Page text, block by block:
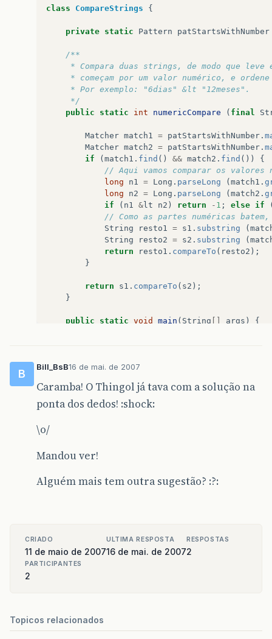
class CompareStrings {
private static Pattern patStartsWithNumber
/**
* Compara duas strings, de modo que leve
* começam por um valor numérico, e
	 * Por exemplo: "6dias" &lt "12meses".
	 */
public
static int numericCompare ( final
Matcher match1 = patStartsWithNumber .
Matcher match2 = patStartsWithNumber .
if
( match1 . find () && match2 . find ())
{
// Aqui vamos comparar os valores
long
n1 = Long . parseLong ( match1 .
long
n2 = Long . parseLong ( match2 .
if
( n1 & lt n2 ) return - 1 ; else if
// Como as partes numéricas
String
resto1 = s1 . substring (
String
resto2 = s2 . substring (
return
resto1 . compareTo ( resto2 );
}
return s1 . compareTo ( s2 );
}
public static void main ( String args )
{
"10horas"
"-10horas",
"20",
}
B
Bill_BsB16 de mai. de 2007
Caramba! O Thingol já tava com a solução na
ponta dos dedos! :shock:
\o/
Mandou ver!
Alguém mais tem outra sugestão? :?:
CRIADO
11 de maio de 2007
ULTIMA RESPOSTA
16 de mai. de 2007
RESPOSTAS
2
PARTICIPANTES
2
Topicos relacionados